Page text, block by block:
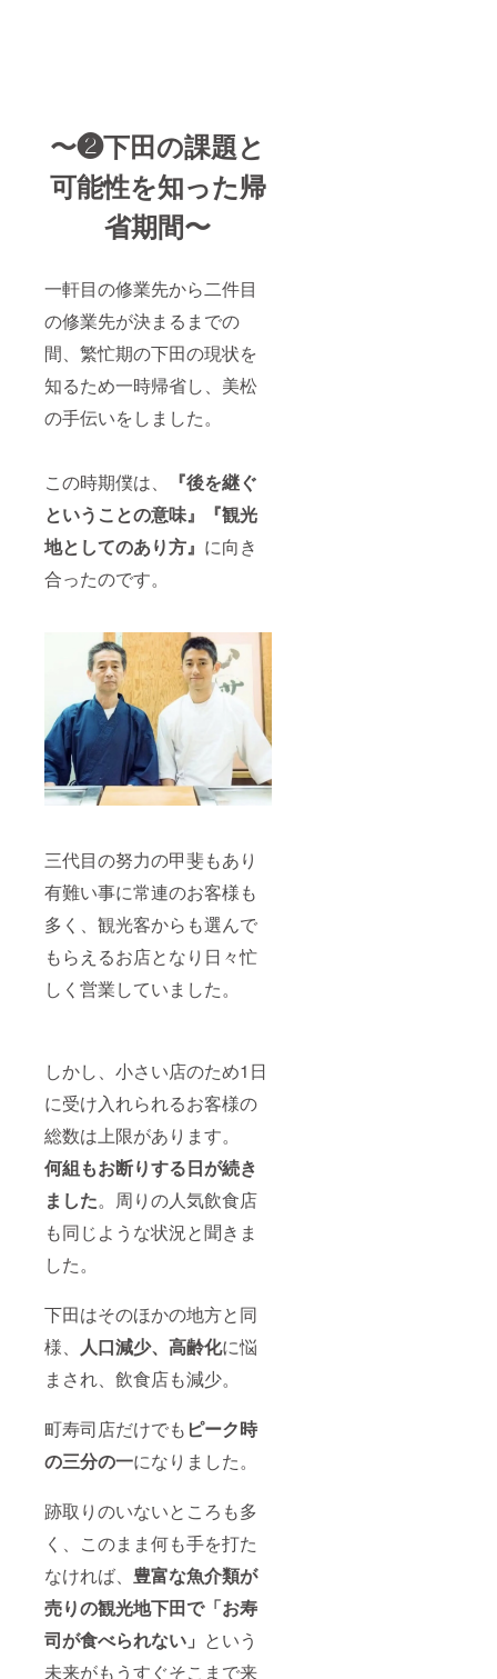
〜❷下田の課題と
可能性を知った帰
省期間〜
一軒目の修業先から二件目
の修業先が決まるまでの
間、繁忙期の下田の現状を
知るため一時帰省し、美松
の手伝いをしました。
この時期僕は、
『後を継ぐ
ということの意味』『観光
地としてのあり方』 に向き
合ったのです。
三代目の努力の甲斐もあり
有難い事に常連のお客様も
多く、観光客からも選んで
もらえるお店となり日々忙
しく営業していました。
しかし、小さい店のため1日
に受け入れられるお客様の
総数は上限があります。
何組もお断りする日が続き
ました。周りの人気飲食店
も同じような状況と聞きま
した。
下田はそのほかの地方と同
様、 人口減少、高齢化に悩
まされ、飲食店も減少。
町寿司店だけでも ピーク時
の三分の一になりました。
跡取りのいないところも多
く、このまま何も手を打た
なければ、 豊富な魚介類が
売りの観光地下田で「お寿
司が食べられない」 という
未来がもうすぐそこまで来